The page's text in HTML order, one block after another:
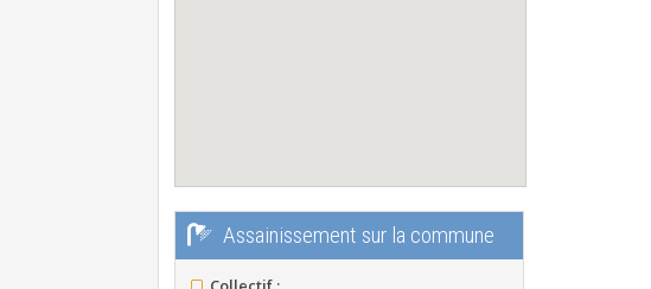
Assainissement sur la commune